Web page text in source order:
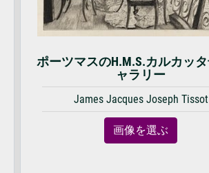
ポーツマスのH.M.S.カルカッ
ャラリー
James Jacques Joseph Tissot
画像を選ぶ